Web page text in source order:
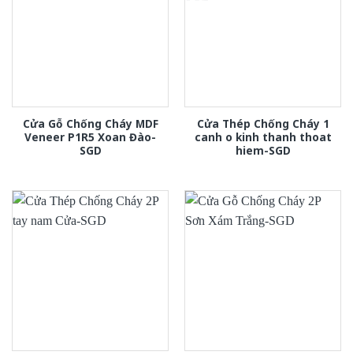
Cửa Gỗ Chống Cháy MDF
Veneer P1R5 Xoan Đào-
SGD
Cửa Thép Chống Cháy 1
canh o kinh thanh thoat
hiem-SGD